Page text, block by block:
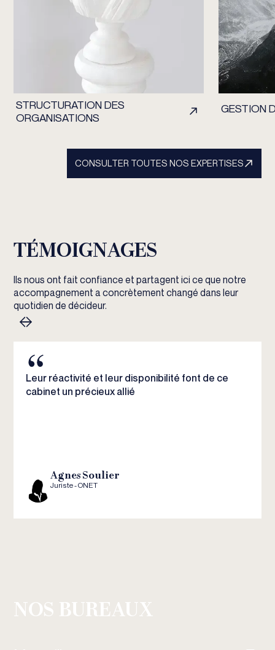
STRUCTURATION DES
ORGANISATIONS
GESTION
CONSULTER TOUTES NOS EXPERTISES
TÉMOIGNAGES
Ils nous ont fait confiance et partagent ici ce que notre
accompagnement a concrètement changé dans leur
quotidien de décideur.
Leur réactivité et leur disponibilité font de ce
cabinet un précieux allié
Agnes Soulier
Juriste - ONET
NOS BUREAUX